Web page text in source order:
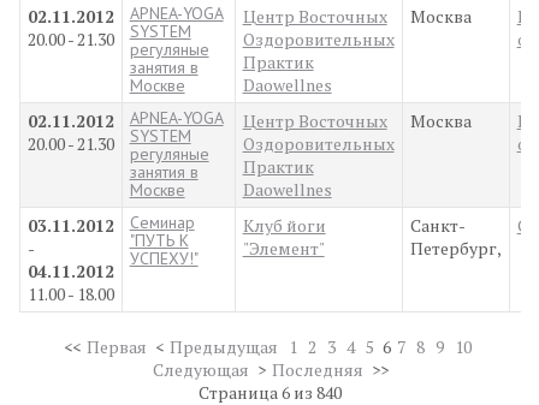
02.11.2012
20.00 - 21.30
APNEA-YOGA
SYSTEM
регуляные
занятия в
Москве
Центр Восточных
Оздоровительных
Практик
Daowellnes
Москва
02.11.2012
20.00 - 21.30
APNEA-YOGA
SYSTEM
регуляные
занятия в
Москве
Центр Восточных
Оздоровительных
Практик
Daowellnes
Москва
03.11.2012
-
04.11.2012
11.00 - 18.00
Семинар
"ПУТЬ К
УСПЕХУ!"
Клуб йоги
"Элемент"
Санкт-
Петербург,
<< Первая < Предыдущая 1 2 3 4 5 6 7 8 9
10
Следующая > Последняя >>
Страница 6 из 840